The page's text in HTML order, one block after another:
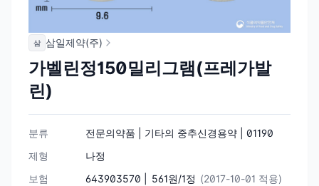
삼 삼일제약(주)
가벨린정150밀리그램(프레가발
린)
분류
전문의약품 | 기타의 중추신경용약 | 01190
제형
나정
보험
643903570 | 561원/1정 (2017-10-01 적용)